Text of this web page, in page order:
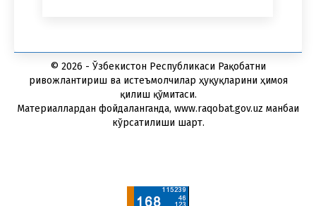
© 2026 - Ўзбекистон Республикаси Рақобатни
ривожлантириш ва истеъмолчилар ҳуқуқларини ҳимоя
қилиш қўмитаси.
Материаллардан фойдаланганда, www.raqobat.gov.uz манбаи
кўрсатилиши шарт.